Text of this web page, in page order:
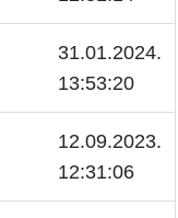
31.01.2024.
13:53:20
12.09.2023.
12:31:06